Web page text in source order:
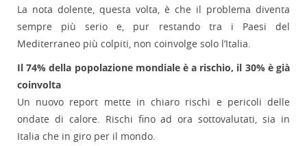
La nota dolente, questa volta, è che il problema diventa
sempre più serio e, pur restando tra i Paesi del
Mediterraneo più colpiti, non coinvolge solo l’Italia.
Il 74% della popolazione mondiale è a rischio, il 30% è già
coinvolta
Un nuovo report mette in chiaro rischi e pericoli delle
ondate di calore. Rischi fino ad ora sottovalutati, sia in
Italia che in giro per il mondo.